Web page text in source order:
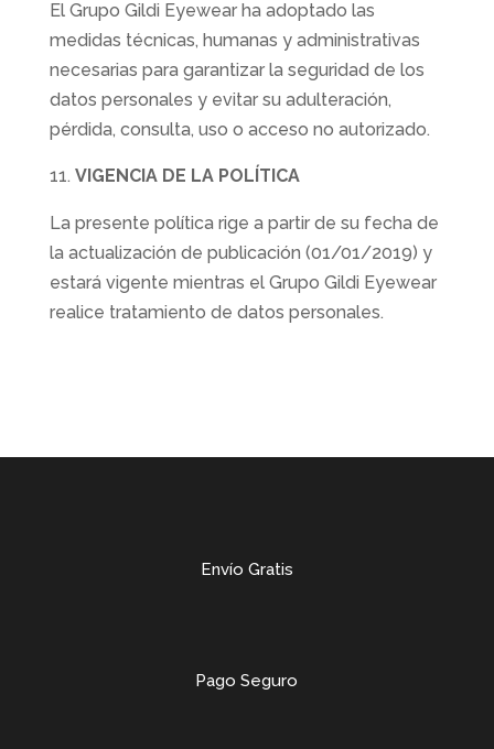
El Grupo Gildi Eyewear ha adoptado las
medidas técnicas, humanas y administrativas
necesarias para garantizar la seguridad de los
datos personales y evitar su adulteración,
pérdida, consulta, uso o acceso no autorizado.
VIGENCIA DE LA POLÍTICA
La presente política rige a partir de su fecha de
la actualización de publicación (01/01/2019) y
estará vigente mientras el Grupo Gildi Eyewear
realice tratamiento de datos personales.
Envío Gratis
Pago Seguro